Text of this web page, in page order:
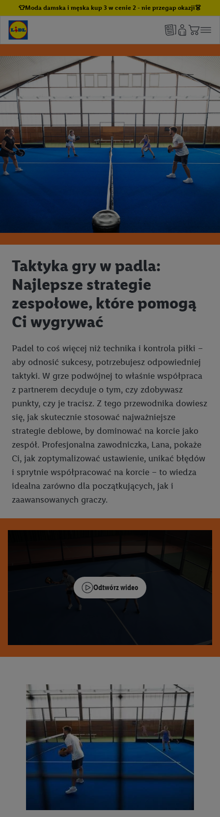
👕Moda damska i męska kup 3 w cenie 2 - nie przegap okazji👗
Taktyka gry w padla:
Najlepsze strategie
zespołowe, które pomogą
Ci wygrywać
Padel to coś więcej niż technika i kontrola piłki –
aby odnosić sukcesy, potrzebujesz odpowiedniej
taktyki. W grze podwójnej to właśnie współpraca
z partnerem decyduje o tym, czy zdobywasz
punkty, czy je tracisz. Z tego przewodnika dowiesz
się, jak skutecznie stosować najważniejsze
strategie deblowe, by dominować na korcie jako
zespół. Profesjonalna zawodniczka, Lana, pokaże
Ci, jak zoptymalizować ustawienie, unikać błędów
i sprytnie współpracować na korcie – to wiedza
idealna zarówno dla początkujących, jak i
zaawansowanych graczy.
Odtwórz wideo